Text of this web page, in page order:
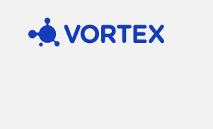
Vortex